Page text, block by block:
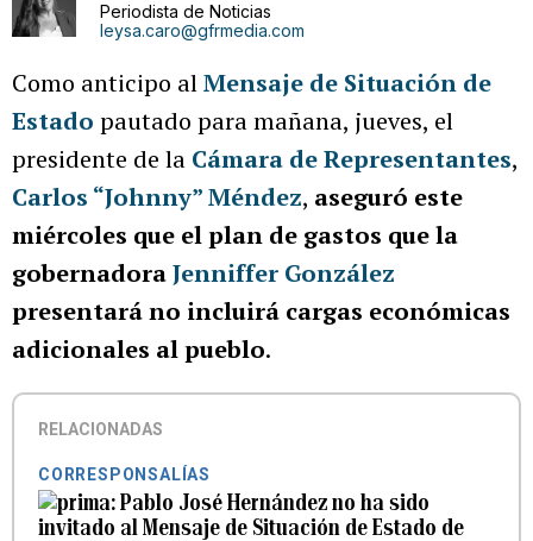
Periodista de Noticias
leysa.caro@gfrmedia.com
Como anticipo alMensaje de Situación de
Estado pautado para mañana, jueves, el
presidente de la Cámara de Representantes,
Carlos “Johnny” Méndez, aseguró este
miércoles que el plan de gastos que la
gobernadoraJenniffer González
presentará no incluirá cargas económicas
adicionales al pueblo.
RELACIONADAS
CORRESPONSALÍAS
Pablo José Hernández no ha sido
invitado al Mensaje de Situación de Estado de